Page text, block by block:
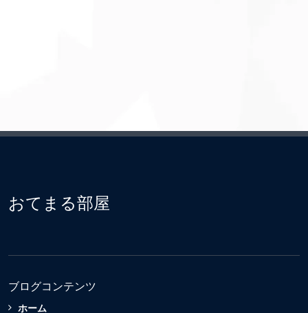
おてまる部屋
ブログコンテンツ
ホーム